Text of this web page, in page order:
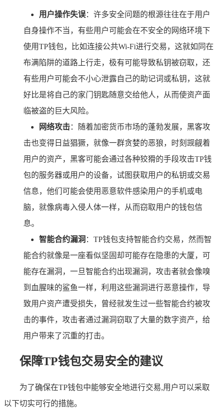
用户操作失误：许多安全问题的根源往往在于用户
自身操作不当，有些用户可能会在不安全的网络环境下
使用TP钱包，比如连接公共Wi-Fi进行交易，这就如同在
布满陷阱的道路上行走，极有可能导致私钥被窃取，还
有些用户可能会不小心泄露自己的助记词或私钥，这就
好比是将自己的家门钥匙随意交给他人，从而使资产面
临被盗的巨大风险。
网络攻击：随着加密货币市场的蓬勃发展，黑客攻
击也变得日益猖獗，就像一群贪婪的恶狼，时刻觊觎着
用户的资产，黑客可能会通过各种狡猾的手段攻击TP钱
包的服务器或用户的设备，试图获取用户的私钥或交易
信息，他们可能会使用恶意软件感染用户的手机或电
脑，就像病毒入侵人体一样，从而窃取用户的钱包信
息。
智能合约漏洞 ：TP钱包支持智能合约交易，然而智
能合约就像是一座看似坚固却可能存在隐患的大厦，可
能存在漏洞，一旦智能合约出现漏洞，攻击者就会像嗅
到血腥味的鲨鱼一样，利用这些漏洞进行恶意操作，导
致用户资产遭受损失，曾经就发生过一些智能合约被攻
击的事件，攻击者通过漏洞窃取了大量的数字资产，给
用户带来了沉重的打击。
保障TP钱包交易安全的建议
为了确保在TP钱包中能够安全地进行交易,用户可以采取
以下切实可行的措施。